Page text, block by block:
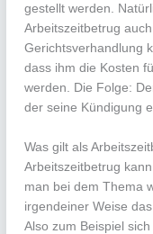
gestellt werden.
Arbeitszeitbetrug
Gerichtsverhandlung
dass ihm die Kosten
werden. Die Folge:
der seine Kündigung
Was gilt als
Arbeitszeitbetrug
man bei dem Thema
irgendeiner Weise
Also zum Beispiel